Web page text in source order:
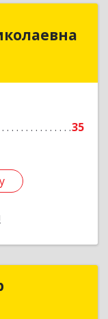
35
р-н, Чехов